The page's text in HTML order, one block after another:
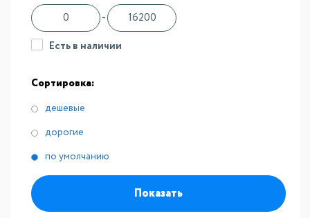
-
Есть в наличии
Сортировка:
дешевые
дорогие
по умолчанию
Показать